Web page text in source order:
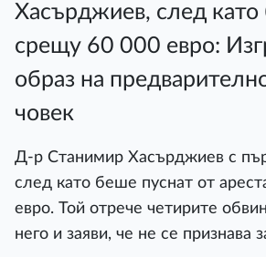
Хасърджиев, след като
срещу 60 000 евро:
образ на
човек
Д-р Станимир Хасърджиев с
след като беше пуснат от
евро. Той отрече четирите
него и заяви, че не се признава